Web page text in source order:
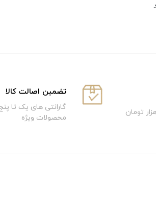
تضمین اصالت کالا
گارانتی های یک تا
محصولات ویژه